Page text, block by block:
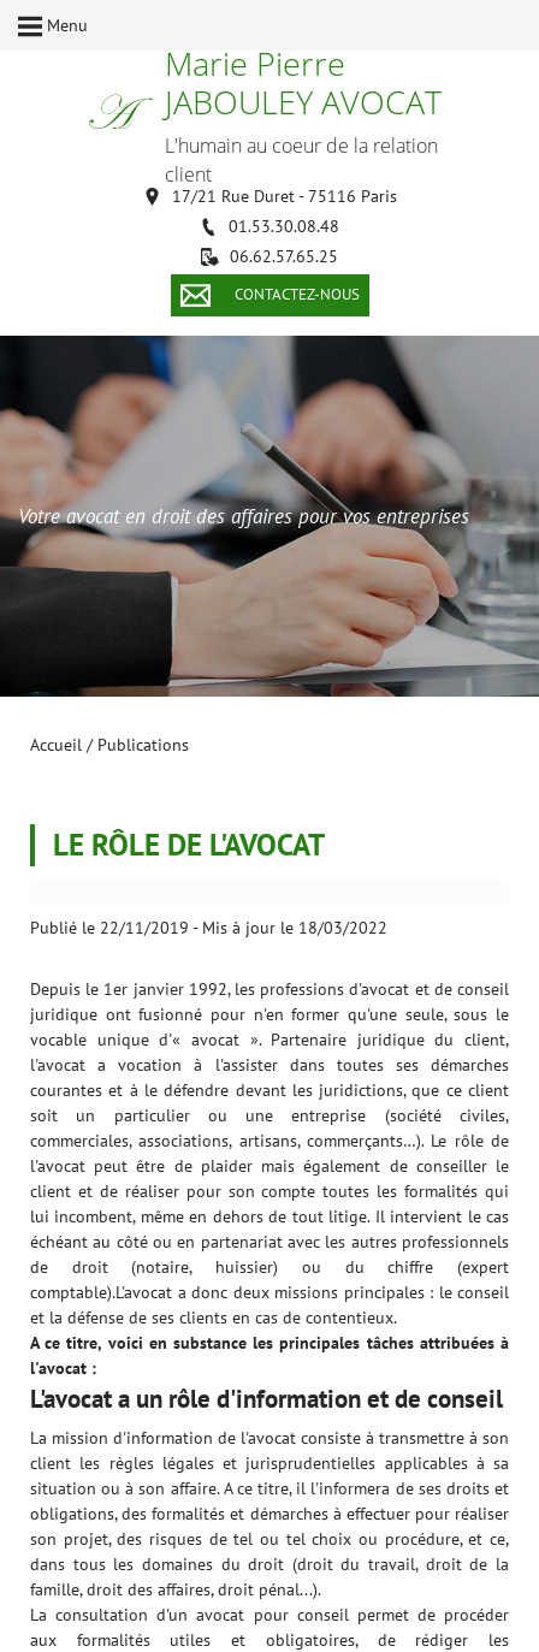
Menu
Marie Pierre
JABOULEY AVOCAT
L'humain au coeur de la relation
client
17/21 Rue Duret - 75116 Paris
01.53.30.08.48
06.62.57.65.25
CONTACTEZ-NOUS
Votre avocat en droit des affaires pour vos entreprises
Accueil / Publications
LE RÔLE DE L'AVOCAT
Publié le 22/11/2019 - Mis à jour le 18/03/2022
Depuis le 1er janvier 1992, les professions d'avocat et de conseil
juridique ont fusionné pour n'en former qu'une seule, sous le
vocable unique d'« avocat ». Partenaire juridique du client,
l'avocat a vocation à l'assister dans toutes ses démarches
courantes et à le défendre devant les juridictions, que ce client
soit un particulier ou une entreprise (société civiles,
commerciales, associations, artisans, commerçants…). Le rôle de
l'avocat peut être de plaider mais également de conseiller le
client et de réaliser pour son compte toutes les formalités qui
lui incombent, même en dehors de tout litige. Il intervient le cas
échéant au côté ou en partenariat avec les autres professionnels
de droit (notaire, huissier) ou du chiffre (expert
comptable).L'avocat a donc deux missions principales : le conseil
et la défense de ses clients en cas de contentieux.
A ce titre, voici en substance les principales tâches attribuées à
l'avocat :
L'avocat a un rôle d'information et de conseil
La mission d'information de l'avocat consiste à transmettre à son
client les règles légales et jurisprudentielles applicables à sa
situation ou à son affaire. A ce titre, il l'informera de ses droits et
obligations, des formalités et démarches à effectuer pour réaliser
son projet, des risques de tel ou tel choix ou procédure, et ce,
dans tous les domaines du droit (droit du travail, droit de la
famille, droit des affaires, droit pénal...).
La consultation d'un avocat pour conseil permet de procéder
aux formalités utiles et obligatoires, de rédiger les